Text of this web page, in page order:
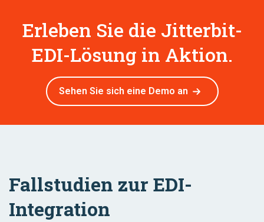
Erleben Sie die Jitterbit-
EDI-Lösung in Aktion.
Sehen Sie sich eine Demo an
Fallstudien zur EDI-
Integration